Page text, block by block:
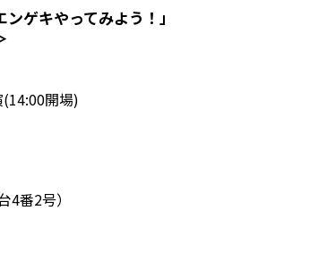
ゲキやってみよう！」
開場)
4番2号）